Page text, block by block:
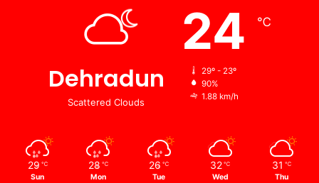
Dehradun
Scattered Clouds
24 ℃
29º - 23º
90%
1.88 km/h
29 ℃
Sun
28 ℃
Mon
26 ℃
Tue
32 ℃
Wed
31 ℃
Thu